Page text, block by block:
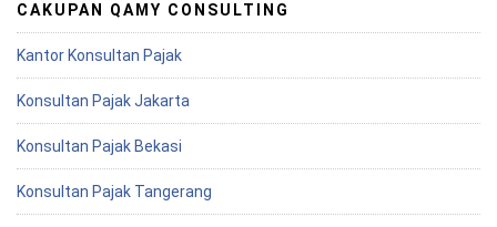
CAKUPAN QAMY CONSULTING
Kantor Konsultan Pajak
Konsultan Pajak Jakarta
Konsultan Pajak Bekasi
Konsultan Pajak Tangerang